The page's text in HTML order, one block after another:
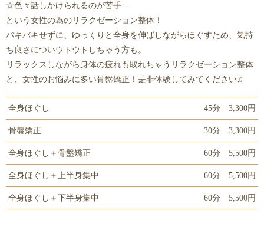
☆色々話しかけられるのが苦手…
という女性の為のリラクゼーション整体！
バキバキせずに、ゆっくりと全身を伸ばしながらほぐすため、気持
ち良さについウトウトしちゃう方も。
リラックスしながら身体の疲れも取れちゃうリラクゼーション整体
と、女性のお悩みに多い骨盤矯正！是非体験してみてください♫
全身ほぐし 45分 3,300円
骨盤矯正 30分 3,300円
全身ほぐし＋骨盤矯正 60分 5,500円
全身ほぐし＋上半身集中 60分 5,500円
全身ほぐし＋下半身集中 60分 5,500円